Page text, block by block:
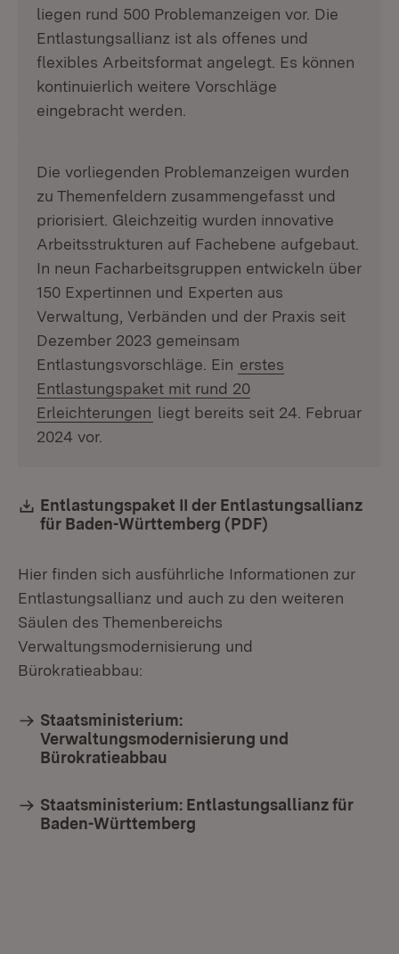
liegen rund 500 Problemanzeigen vor. Die
Entlastungsallianz ist als offenes und
flexibles Arbeitsformat angelegt. Es können
kontinuierlich weitere Vorschläge
eingebracht werden.
Die vorliegenden Problemanzeigen wurden
zu Themenfeldern zusammengefasst und
priorisiert. Gleichzeitig wurden innovative
Arbeitsstrukturen auf Fachebene aufgebaut.
In neun Facharbeitsgruppen entwickeln über
150 Expertinnen und Experten aus
Verwaltung, Verbänden und der Praxis seit
Dezember 2023 gemeinsam
Entlastungsvorschläge. Ein erstes
Entlastungspaket mit rund 20
Erleichterungen liegt bereits seit 24. Februar
2024 vor.
Download:
Entlastungspaket II der Entlastungsallianz
für Baden-Württemberg (PDF)
Hier finden sich ausführliche Informationen zur
Entlastungsallianz und auch zu den weiteren
Säulen des Themenbereichs
Verwaltungsmodernisierung und
Bürokratieabbau:
Staatsministerium:
Verwaltungsmodernisierung und
Bürokratieabbau
Staatsministerium: Entlastungsallianz für
Baden-Württemberg